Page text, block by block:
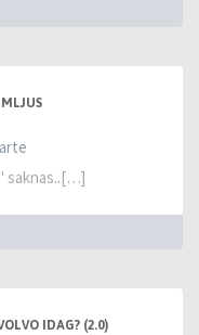
saknas..[…]
IDAG? (2.0)